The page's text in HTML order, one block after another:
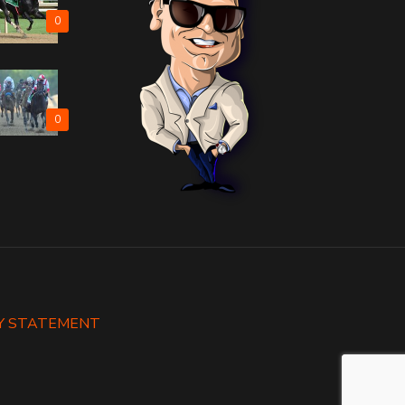
0
0
STATEMENT